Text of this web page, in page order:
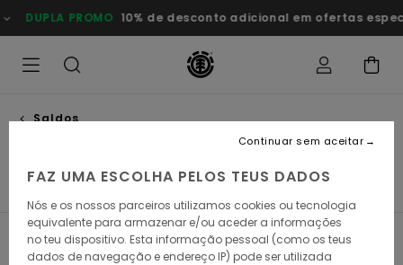
para
a
produtos
10% de desconto adicional em ofertas especiais Poupa Agora
Saldos
Filtrar e Ordenar 452Resultados
FAZ UMA ESCOLHA PELOS TEUS DADOS
Nós e os nossos parceiros utilizamos cookies ou tecnologia
equivalente para armazenar e/ou aceder a informações
no teu dispositivo. Esta informação pessoal (como os teus
dados de navegação e endereço IP) pode ser utilizada
Continuar sem aceitar